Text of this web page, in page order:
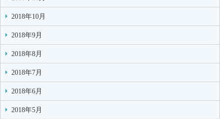
2018年10月
2018年9月
2018年8月
2018年7月
2018年6月
2018年5月